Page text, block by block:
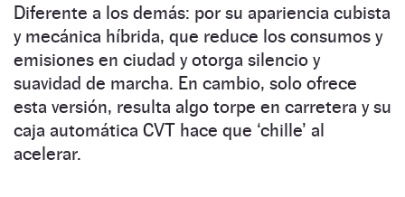
Diferente a los demás: por su apariencia cubista
y mecánica híbrida, que reduce los consumos y
emisiones en ciudad y otorga silencio y
suavidad de marcha. En cambio, solo ofrece
esta versión, resulta algo torpe en carretera y su
caja automática CVT hace que ‘chille’ al
acelerar.